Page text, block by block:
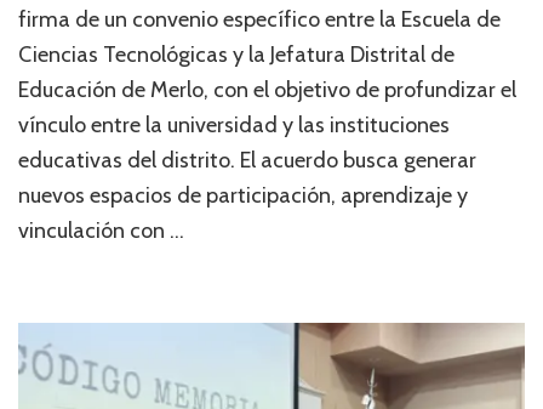
firma de un convenio específico entre la Escuela de
Ciencias Tecnológicas y la Jefatura Distrital de
Educación de Merlo, con el objetivo de profundizar el
vínculo entre la universidad y las instituciones
educativas del distrito. El acuerdo busca generar
nuevos espacios de participación, aprendizaje y
vinculación con …